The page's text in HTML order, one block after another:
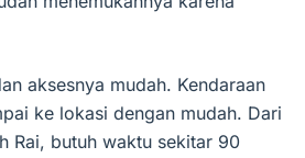
aksesnya mudah. Kendaraan
ke lokasi dengan mudah. Dari
Rai, butuh waktu sekitar 90